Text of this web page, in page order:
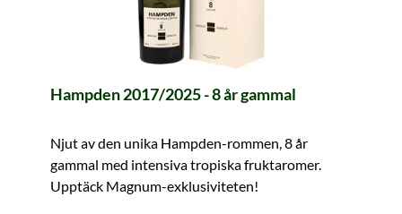
Hampden 2017/2025 - 8 år gammal
Njut av den unika Hampden-rommen, 8 år
gammal med intensiva tropiska fruktaromer.
Upptäck Magnum-exklusiviteten!